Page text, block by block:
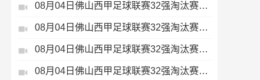
08月04日佛山西甲足球联赛32强淘汰赛广东西南建设VS香港圣徒全场录像
08月04日佛山西甲足球联赛32强淘汰赛藝品高國際VS湛江狂狼·粵辉能源全场录像
08月04日佛山西甲足球联赛32强淘汰赛贪玩游戏VS美的薪火全场录像
08月04日佛山西甲足球联赛32强淘汰赛肇庆恒骏成VS三七互娱全场录像